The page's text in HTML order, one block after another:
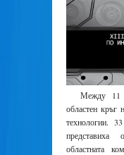
Между 11
областен кръг
технологии.
областната